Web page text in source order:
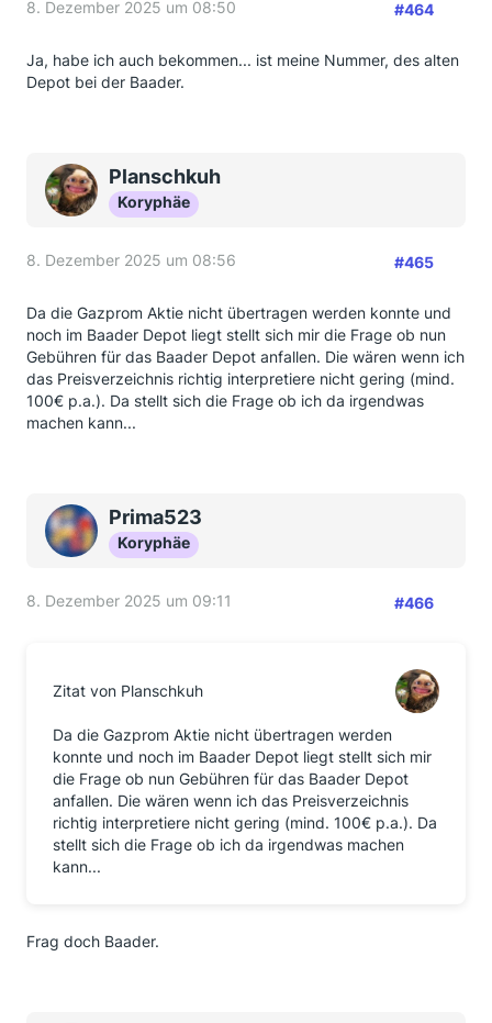
8. Dezember 2025 um 08:50 #464
Ja, habe ich auch bekommen... ist meine Nummer, des alten
Depot bei der Baader.
Planschkuh
Koryphäe
8. Dezember 2025 um 08:56 #465
Da die Gazprom Aktie nicht übertragen werden konnte und
noch im Baader Depot liegt stellt sich mir die Frage ob nun
Gebühren für das Baader Depot anfallen. Die wären wenn ich
das Preisverzeichnis richtig interpretiere nicht gering (mind.
100€ p.a.). Da stellt sich die Frage ob ich da irgendwas
machen kann...
Prima523
Koryphäe
8. Dezember 2025 um 09:11 #466
Zitat von Planschkuh
Da die Gazprom Aktie nicht übertragen werden
konnte und noch im Baader Depot liegt stellt sich mir
die Frage ob nun Gebühren für das Baader Depot
anfallen. Die wären wenn ich das Preisverzeichnis
richtig interpretiere nicht gering (mind. 100€ p.a.). Da
stellt sich die Frage ob ich da irgendwas machen
kann...
Frag doch Baader.